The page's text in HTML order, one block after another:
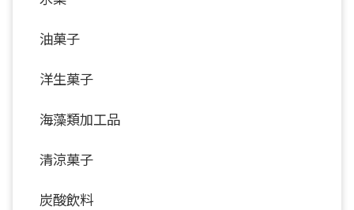
油菓子
洋生菓子
海藻類加工品
清涼菓子
炭酸飲料